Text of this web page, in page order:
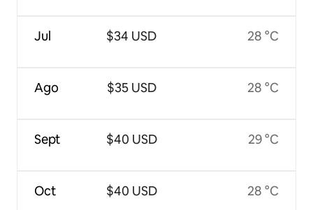
Jul
Ago
Sept
Oct
$34 USD
$35 USD
$40 USD
$40 USD
28 °C
28 °C
29 °C
28 °C